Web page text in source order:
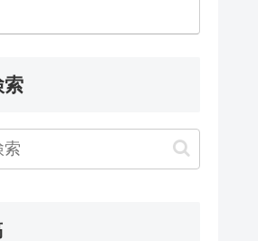
索